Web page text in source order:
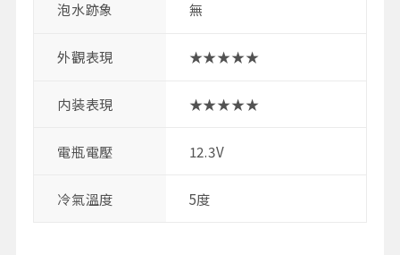
泡水跡象 無
外觀表現 ★★★★★
内装表現 ★★★★★
電瓶電壓 12.3V
冷氣溫度 5度